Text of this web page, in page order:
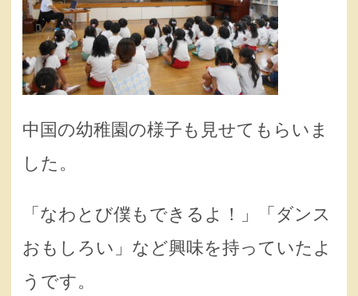
中国の幼稚園の様子も見せてもらいま
した。
「なわとび僕もできるよ！」「ダンス
おもしろい」など興味を持っていたよ
うです。